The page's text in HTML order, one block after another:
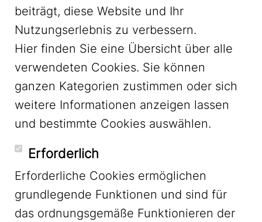
LinkedIn
YouTube
Mastodon
beiträgt, diese Website und Ihr
Nutzungserlebnis zu verbessern.
Hier finden Sie eine Übersicht über alle
verwendeten Cookies. Sie können
ganzen Kategorien zustimmen oder sich
weitere Informationen anzeigen lassen
und bestimmte Cookies auswählen.
Erforderlich
Erforderliche Cookies ermöglichen
grundlegende Funktionen und sind für
das ordnungsgemäße Funktionieren der